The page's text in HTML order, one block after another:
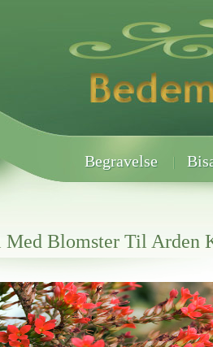
Begravelse
Med Blomster Til Arden
en god afslutning når det gælder
Med Blomster Til Arden Kirkegårde
af begravelsel